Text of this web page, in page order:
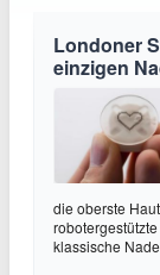
Londoner
einzigen
die oberste
klassische